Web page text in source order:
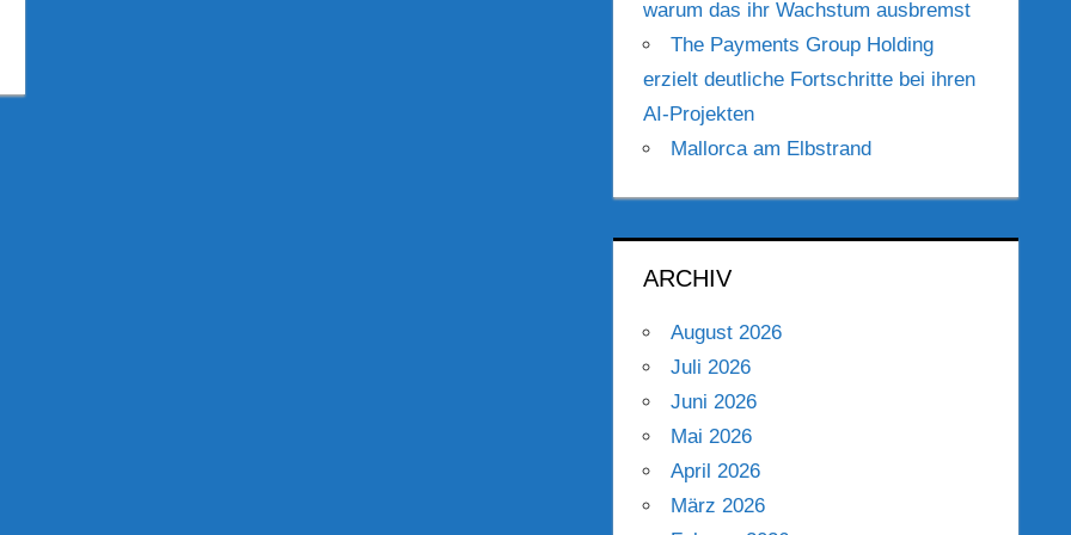
warum das ihr Wachstum ausbremst
The Payments Group Holding
erzielt deutliche Fortschritte bei ihren
AI-Projekten
Mallorca am Elbstrand
ARCHIV
August 2026
Juli 2026
Juni 2026
Mai 2026
April 2026
März 2026